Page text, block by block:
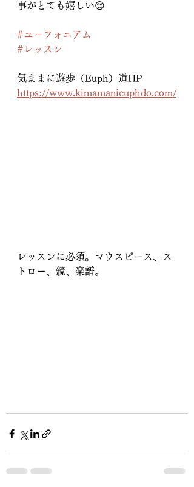
事がとても嬉しい😊
#ユーフォニアム
#レッスン
気ままに遊歩（Euph）道HP
https://www.kimamanieuphdo.com/
レッスンに必須。マウスピース、ス
トロー、鏡、楽譜。